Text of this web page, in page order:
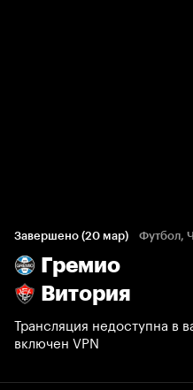
Завершено (20 мар) Футбол,
Гремио
Витория
Трансляция недоступна в
включен VPN
66%